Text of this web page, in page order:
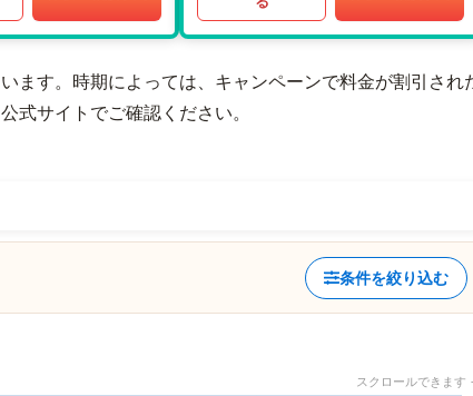
ます。時期によっては、キャンペーンで料金が割引され
式サイトでご確認ください。
条件を絞り込む
スクロールできま